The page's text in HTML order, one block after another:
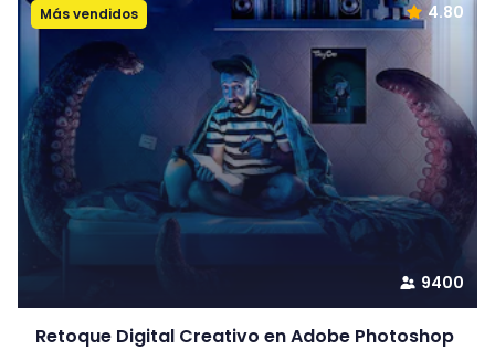
Más vendidos
9400
4.80
Retoque Digital Creativo en Adobe Photoshop